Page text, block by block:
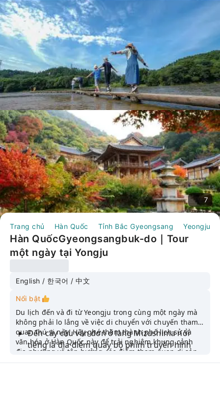
7
Trang chủ Hàn Quốc Tỉnh Bắc Gyeongsang Yeongju
Hàn QuốcGyeongsangbuk-do｜Tour
một ngày tại Yongju
English / 한국어 / 中文
Nổi bật
Du lịch đến và đi từ Yeongju trong cùng một ngày mà
không phải lo lắng về việc di chuyển với chuyến tham
quan thú vị này! Hãy ghé thăm thành phố lịch sử và
văn hóa ở Hàn Quốc này để trải nghiệm khung cảnh
địa phương và tận hưởng các điểm tham quan di sản
văn hóa!
Đến cây cầu ván đơn ở làng Mizushima nổi
tiếng là địa điểm quay bộ phim truyền hình